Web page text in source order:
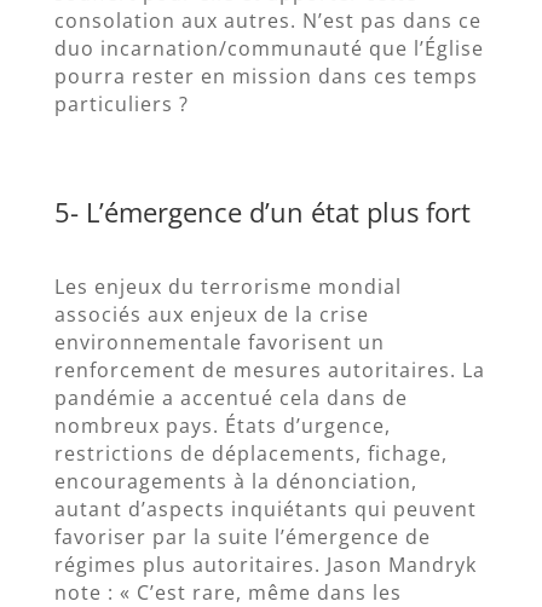
consolation aux autres. N’est pas dans ce
duo incarnation/communauté que l’Église
pourra rester en mission dans ces temps
particuliers ?
5- L’émergence d’un état plus fort
Les enjeux du terrorisme mondial
associés aux enjeux de la crise
environnementale favorisent un
renforcement de mesures autoritaires. La
pandémie a accentué cela dans de
nombreux pays. États d’urgence,
restrictions de déplacements, fichage,
encouragements à la dénonciation,
autant d’aspects inquiétants qui peuvent
favoriser par la suite l’émergence de
régimes plus autoritaires. Jason Mandryk
note : « C’est rare, même dans les